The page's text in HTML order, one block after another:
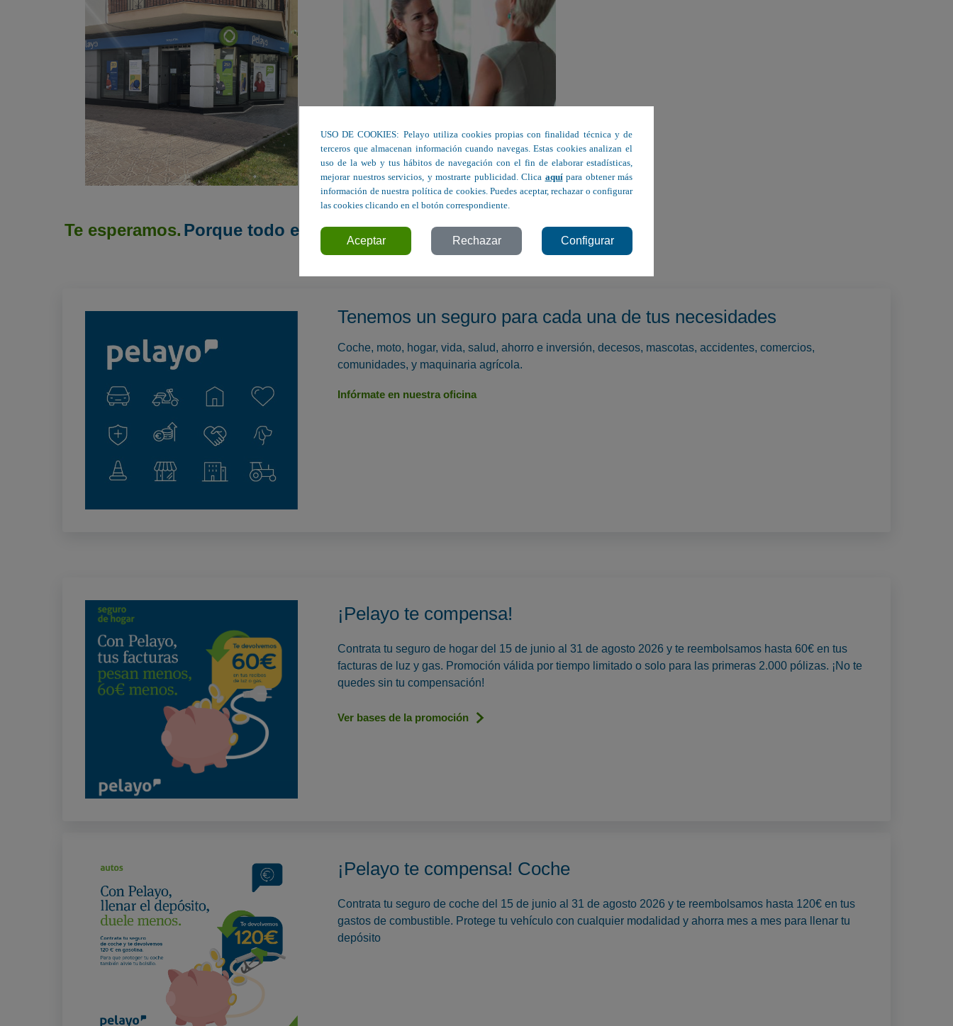
Te esperamos. Porque todo empieza con un buen diálogo.
Tenemos un seguro para cada una de tus necesidades
Coche, moto, hogar, vida, salud, ahorro e inversión, decesos, mascotas, accidentes, comercios,
comunidades, y maquinaria agrícola.
Infórmate en nuestra oficina
¡Pelayo te compensa!
Contrata tu seguro de hogar del 15 de junio al 31 de agosto 2026 y te reembolsamos hasta 60€ en tus
facturas de luz y gas. Promoción válida por tiempo limitado o solo para las primeras 2.000 pólizas. ¡No te
quedes sin tu compensación!
Ver bases de la promoción
¡Pelayo te compensa! Coche
Contrata tu seguro de coche del 15 de junio al 31 de agosto 2026 y te reembolsamos hasta 120€ en tus
gastos de combustible. Protege tu vehículo con cualquier modalidad y ahorra mes a mes para llenar tu
depósito
USO DE COOKIES: Pelayo utiliza cookies propias con finalidad técnica y de
terceros que almacenan información cuando navegas. Estas cookies analizan el
uso de la web y tus hábitos de navegación con el fin de elaborar estadísticas,
mejorar nuestros servicios, y mostrarte publicidad. Clica aquípara obtener más
información de nuestra política de cookies. Puedes aceptar, rechazar o configurar
las cookies clicando en el botón correspondiente.
Aceptar Rechazar Configurar